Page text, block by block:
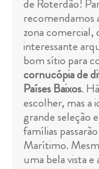
de Roterdão!
recomendamos
zona comercial,
interessante
bom sítio para
cornucópia de
Países Baixos.
escolher, mas a
grande seleção
famílias
Marítimo.
uma bela vista